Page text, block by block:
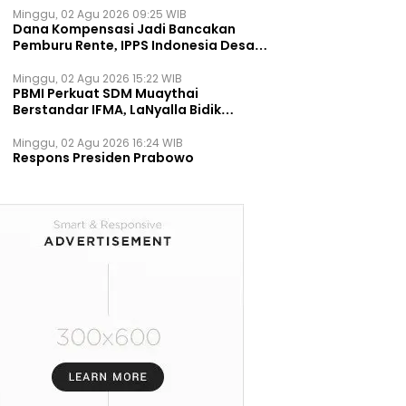
Minggu, 02 Agu 2026 09:25 WIB
Dana Kompensasi Jadi Bancakan
Pemburu Rente, IPPS Indonesia Desak
Permanen
Minggu, 02 Agu 2026 15:22 WIB
PBMI Perkuat SDM Muaythai
Berstandar IFMA, LaNyalla Bidik
Minggu, 02 Agu 2026 16:24 WIB
Respons Presiden Prabowo